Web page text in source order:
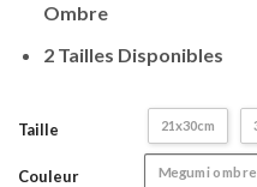
Ombre
2 Tailles Disponibles
Taille 21x30cm
Couleur Megumi ombre